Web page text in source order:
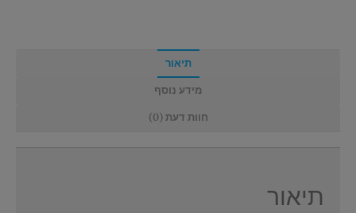
תיאור
מידע נוסף
חוות דעת (0)
תיאור